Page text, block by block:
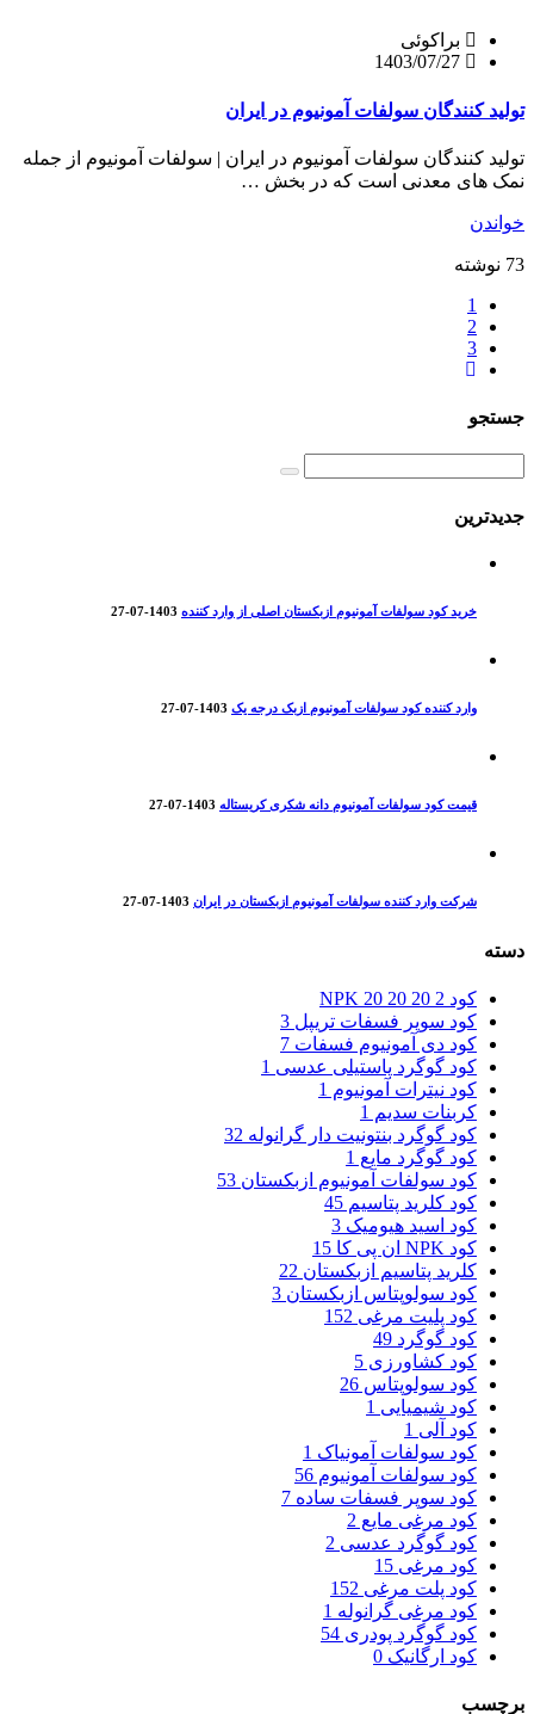
براکوئی
1403/07/27
تولید کنندگان سولفات آمونیوم در ایران
تولید کنندگان سولفات آمونیوم در ایران | سولفات آمونیوم از جمله
نمک های معدنی است که در بخش …
خواندن
73 نوشته
1
2
3
جستجو
جدیدترین
خرید کود سولفات آمونیوم ازبکستان اصلی از وارد کننده 1403-07-27
وارد کننده کود سولفات آمونیوم ازبک درجه یک 1403-07-27
قیمت کود سولفات آمونیوم دانه شکری کریستاله 1403-07-27
شرکت وارد کننده سولفات آمونیوم ازبکستان در ایران 1403-07-27
دسته
کود NPK 20 20 20 2
کود سوپر فسفات تریپل 3
کود دی آمونیوم فسفات 7
کود گوگرد پاستیلی عدسی 1
کود نیترات آمونیوم 1
کربنات سدیم 1
کود گوگرد بنتونیت دار گرانوله 32
کود گوگرد مایع 1
کود سولفات آمونیوم ازبکستان 53
کود کلرید پتاسیم 45
کود اسید هیومیک 3
کود NPK ان پی کا
15
کلرید پتاسیم ازبکستان 22
کود سولوپتاس ازبکستان 3
کود پلیت مرغی 152
کود گوگرد 49
کود کشاورزی 5
کود سولوپتاس 26
کود شیمیایی 1
کود آلی 1
کود سولفات آمونیاک 1
کود سولفات آمونیوم 56
کود سوپر فسفات ساده 7
کود مرغی مایع 2
کود گوگرد عدسی 2
کود مرغی 15
کود پلت مرغی 152
کود مرغی گرانوله 1
کود گوگرد پودری 54
کود ارگانیک 0
برچسب